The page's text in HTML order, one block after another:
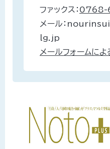
ファックス： 0768-
メール：
lg.jp
メールフォームに